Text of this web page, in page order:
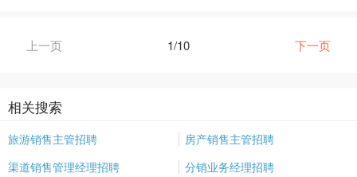
上一页 1/10 下一页
相关搜索
旅游销售主管招聘
房产销售主管招聘
渠道销售管理经理招聘
分销业务经理招聘